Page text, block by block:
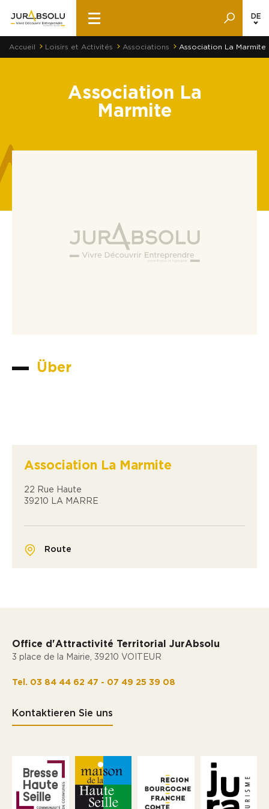
DE
Accueil Loisirs et Activités Associations Association La Marmite
Association La
Marmite
Association La Marmite
22 Rue Haute
39210 LA MARRE
Route
Über
Office d'Attractivité Territorial JurAbsolu
3 place de la Mairie, 39210 VOITEUR
Tel. 03 84 44 62 47 - 07 49 25 39 08
Kontaktieren Sie uns